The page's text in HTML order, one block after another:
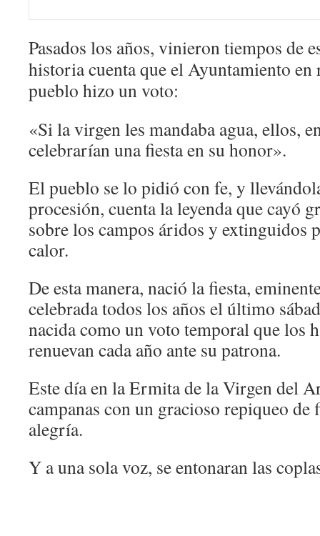
Pasados los años, vinieron tiempos de
historia cuenta que el Ayuntamiento en
pueblo hizo un voto:
«Si la virgen les mandaba agua, ellos,
celebrarían una fiesta en su honor».
El pueblo se lo pidió con fe, y
procesión, cuenta la leyenda que cayó
sobre los campos áridos y extinguidos
calor.
De esta manera, nació la fiesta,
celebrada todos los años el último
nacida como un voto temporal que los
renuevan cada año ante su patrona.
Este día en la Ermita de la Virgen del
campanas con un gracioso repiqueo de
alegría.
Y a una sola voz, se entonaran las